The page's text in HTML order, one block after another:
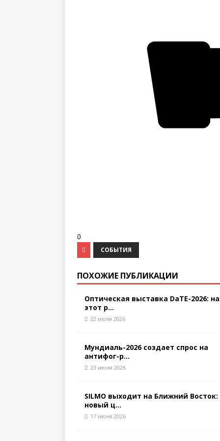
0
СОБЫТИЯ
ПОХОЖИЕ ПУБЛИКАЦИИ
Оптическая выставка DaTE-2026: на
этот р...
22 июля 2026
Мундиаль-2026 создает спрос на
антифог-р...
23 июня 2026
SILMO выходит на Ближний Восток:
новый ц...
17 июня 2026